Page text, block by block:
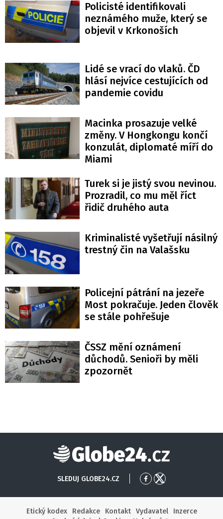
Policisté identifikovali
neznámého muže, který se
objevil v Krkonoších
Lidé se vrací do vlaků. ČD
hlásí nejvíce cestujících od
pandemie covidu
Macinka prosazuje velké
změny. V Hongkongu končí
konzulát, diplomaté míří do
Miami
Turek si je jistý svou nevinou.
Prozradil, co mu měl říct
řidič druhého auta
Kriminalisté vyšetřují násilný
trestný čin na Valašsku
Policejní pátrání na jezeře
Most pokračuje. Jeden člověk
se stále pohřešuje
ČSSZ mění oznámení
důchodů. Senioři by měli
zpozornět
Globe24
SLEDUJ GLOBE24.CZ
Přejít
Facebook
Přejít
X
Etický kodex
Redakce Kontakt Vydavatel
Inzerce